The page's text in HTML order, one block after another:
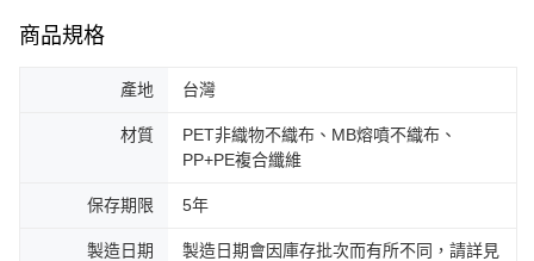
商品規格
產地 台灣
材質
PET非織物不織布、MB熔噴不織布、
PP+PE複合纖維
保存期限 5年
製造日期
製造日期會因庫存批次而有所不同，請詳見